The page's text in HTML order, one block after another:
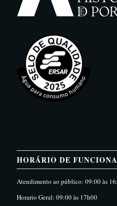
HORÁRIO DE
Atendimento ao público: 09:00 às
Horario Geral: 09:00 às 17h00